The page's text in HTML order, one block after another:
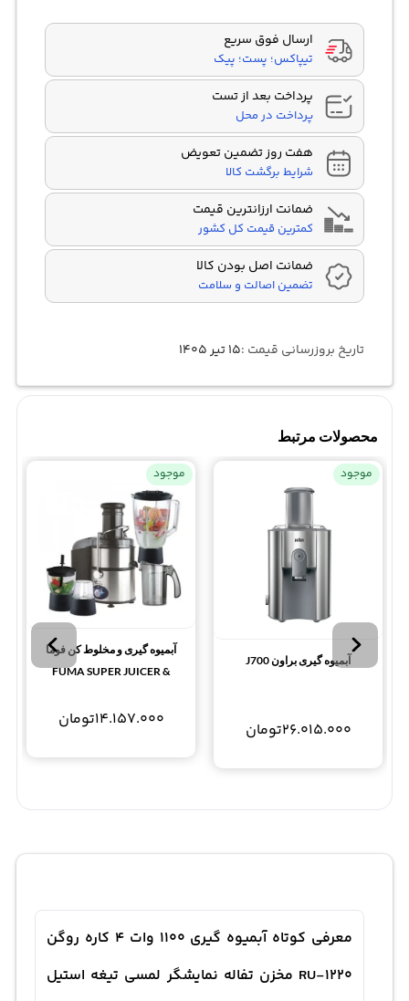
ارسال فوق سریع
تیپاکس؛ پست؛ پیک
پرداخت بعد از تست
پرداخت در محل
هفت روز تضمین تعویض
شرایط برگشت کالا
ضمانت ارزانترین قیمت
کمترین قیمت کل کشور
ضمانت اصل بودن کالا
تضمین اصالت و سلامت
تاریخ بروزرسانی قیمت :۱۵ تیر ۱۴۰۵
محصولات مرتبط
موجود
آبمیوه گیری براون J700
26.015.000تومان
موجود
آبمیوه گیری و مخلوط کن فوما
FUMA SUPER JUICER &
14.157.000تومان
معرفی کوتاه آبمیوه گیری 1100 وات 4 کاره روگن
RU-1220 مخزن تفاله نمایشگر لمسی تیغه استیل